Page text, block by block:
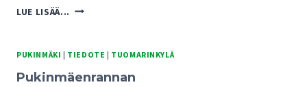
LUE LISÄÄ... PUKINMÄENRANNAN
TUOMARINKYLÄN
TULEVAISUUDELLE
PUKINMÄKI | TIEDOTE | TUOMARINKYLÄ
Pukinmäenrannan